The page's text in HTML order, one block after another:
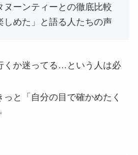
ヌーンティーとの徹底比較
しめた」と語る人たちの声
くか迷ってる…という人は必
と「自分の目で確かめたく